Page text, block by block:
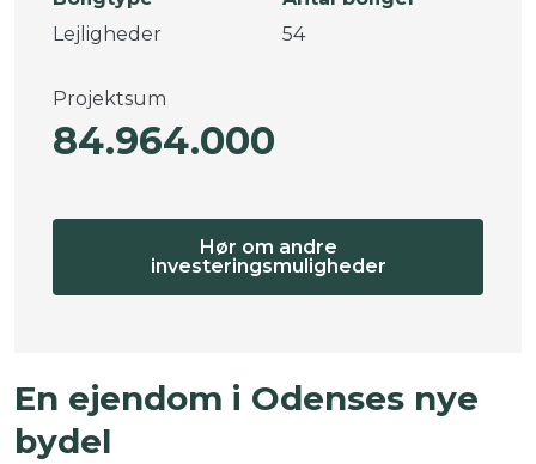
Lejligheder
54
Projektsum
84.964.000
Hør om andre
investeringsmuligheder
En ejendom i Odenses nye
bydel